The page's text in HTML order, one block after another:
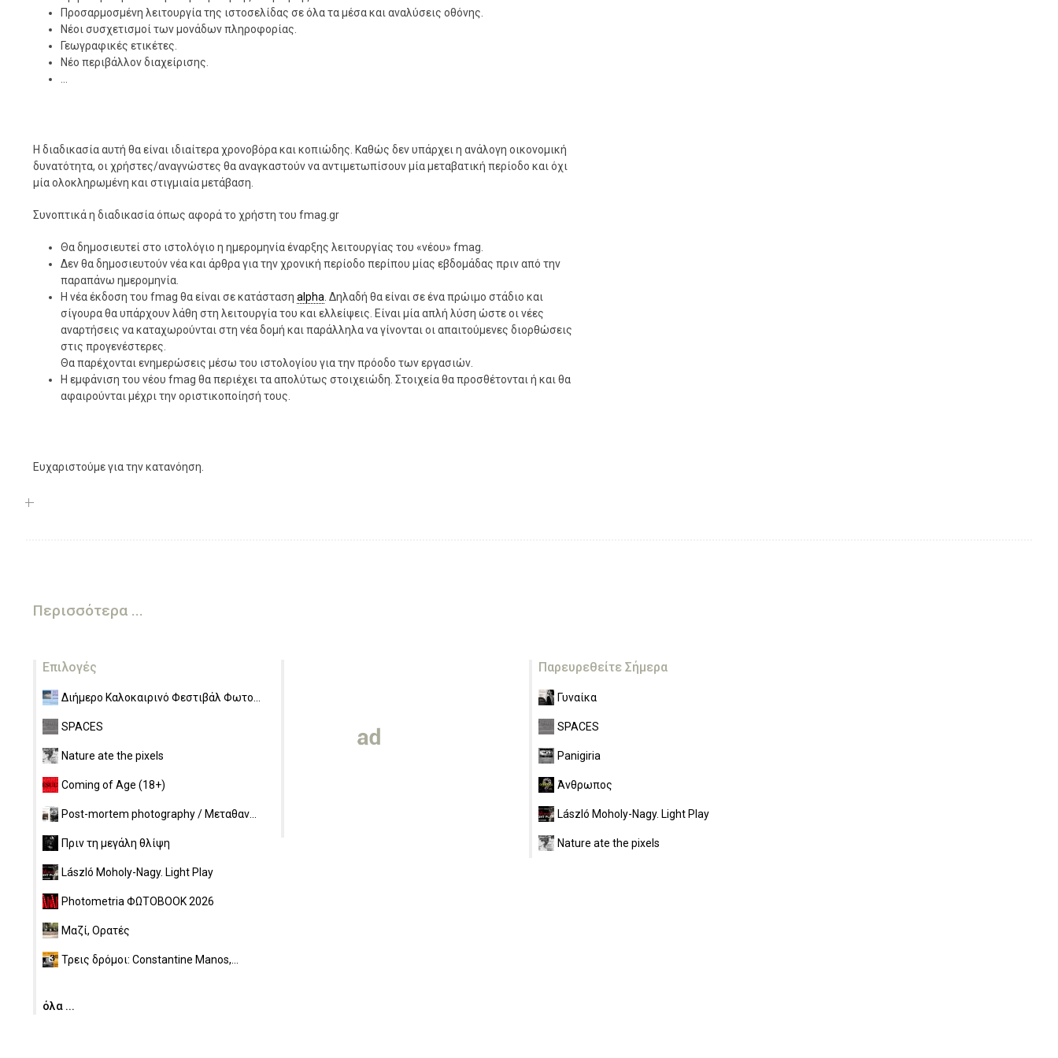
Προσαρμοσμένη λειτουργία της ιστοσελίδας σε όλα τα μέσα και αναλύσεις οθόνης.
Νέοι συσχετισμοί των μονάδων πληροφορίας.
Γεωγραφικές ετικέτες.
Νέο περιβάλλον διαχείρισης.
Η διαδικασία αυτή θα είναι ιδιαίτερα χρονοβόρα και κοπιώδης. Καθώς δεν υπάρχει η ανάλογη οικονομική
δυνατότητα, οι χρήστες/αναγνώστες θα αναγκαστούν να αντιμετωπίσουν μία μεταβατική περίοδο και όχι
μία ολοκληρωμένη και στιγμιαία μετάβαση.
Συνοπτικά η διαδικασία όπως αφορά το χρήστη του fmag.gr
Θα δημοσιευτεί στο ιστολόγιο η ημερομηνία έναρξης λειτουργίας του «νέου» fmag.
Δεν θα δημοσιευτούν νέα και άρθρα για την χρονική περίοδο περίπου μίας εβδομάδας πριν από την
παραπάνω ημερομηνία.
Η νέα έκδοση του fmag θα είναι σε κατάσταση alpha . Δηλαδή θα είναι σε ένα πρώιμο στάδιο και
σίγουρα θα υπάρχουν λάθη στη λειτουργία του και ελλείψεις. Είναι μία απλή λύση ώστε οι νέες
αναρτήσεις να καταχωρούνται στη νέα δομή και παράλληλα να γίνονται οι απαιτούμενες διορθώσεις
στις προγενέστερες.
Θα παρέχονται ενημερώσεις μέσω του ιστολογίου για την πρόοδο των εργασιών.
Η εμφάνιση του νέου fmag θα περιέχει τα απολύτως στοιχειώδη. Στοιχεία θα προσθέτονται ή και θα
αφαιρούνται μέχρι την οριστικοποίησή τους.
Ευχαριστούμε για την κατανόηση.
Περισσότερα ...
Επιλογές
Διήμερο Καλοκαιρινό Φεστιβάλ Φωτο...
SPACES
Nature ate the pixels
Coming of Age (18+)
Post-mortem photography / Μεταθαν...
Πριν τη μεγάλη θλίψη
László Moholy-Nagy. Light Play
Photometria ΦΩΤΟBOOK 2026
Μαζί, Ορατές
Τρεις δρόμοι: Constantine Manos,...
όλα ...
Παρευρεθείτε Σήμερα
Γυναίκα
SPACES
Panigiria
Άνθρωπος
László Moholy-Nagy. Light Play
Nature ate the pixels